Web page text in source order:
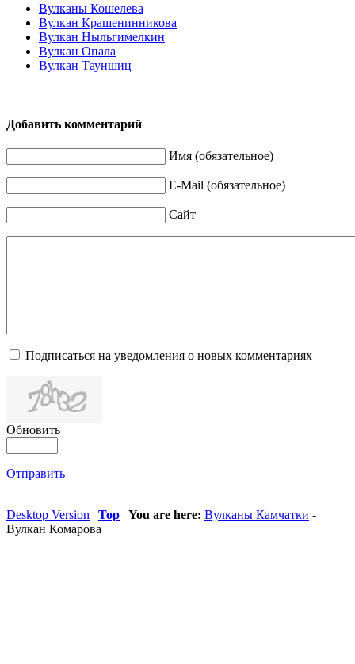
Вулканы Кошелева
Вулкан Крашенинникова
Вулкан Ныльгимелкин
Вулкан Опала
Вулкан Тауншиц
Добавить комментарий
Имя (обязательное)
E-Mail (обязательное)
Сайт
Подписаться на уведомления о новых комментариях
Обновить
Отправить
Desktop Version | Top | You are here: Вулканы Камчатки -
Вулкан Комарова